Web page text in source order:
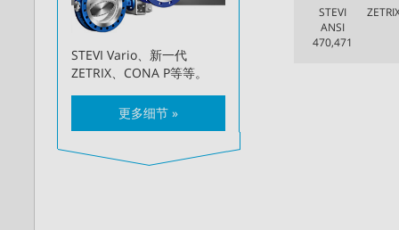
STEVI
ANSI
470,471
STEVI Vario、新一代
ZETRIX、CONA P等等。
更多细节 »